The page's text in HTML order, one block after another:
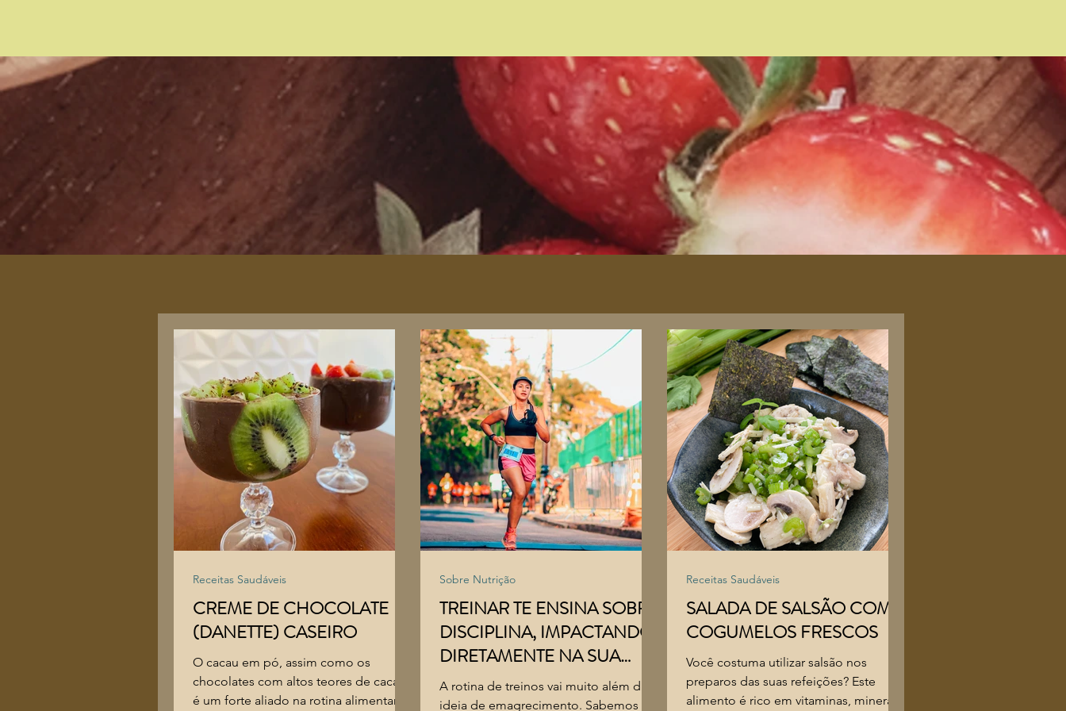
CREME DE CHOCOLATE
(DANETTE) CASEIRO
O cacau em pó, assim como os
chocolates com altos teores de cacau,
é um forte aliado na rotina alimentar
Receitas Saudáveis
TREINAR TE ENSINA SOBRE
DISCIPLINA, IMPACTANDO
DIRETAMENTE NA SUA
CONSTÂNCIA E ADESÃO
AO TRATAMENTO
A rotina de treinos vai muito além da
ideia de emagrecimento. Sabemos o
Sobre Nutrição
SALADA DE SALSÃO COM
COGUMELOS FRESCOS
Você costuma utilizar salsão nos
preparos das suas refeições? Este
alimento é rico em vitaminas, minerais
Receitas Saudáveis